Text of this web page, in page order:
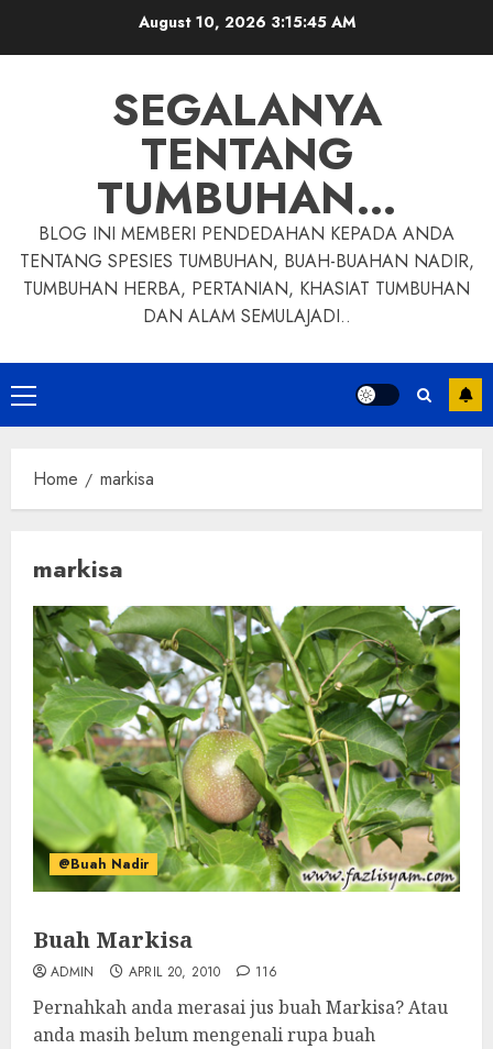
August 10, 2026 3:15:46 AM
SEGALANYA
TENTANG
TUMBUHAN…
BLOG INI MEMBERI PENDEDAHAN KEPADA ANDA
TENTANG SPESIES TUMBUHAN, BUAH-BUAHAN NADIR,
TUMBUHAN HERBA, PERTANIAN, KHASIAT TUMBUHAN
DAN ALAM SEMULAJADI..
Primary
Menu
Home markisa
markisa
@Buah Nadir
Buah Markisa
ADMIN APRIL 20, 2010 116
Pernahkah anda merasai jus buah Markisa? Atau
anda masih belum mengenali rupa buah